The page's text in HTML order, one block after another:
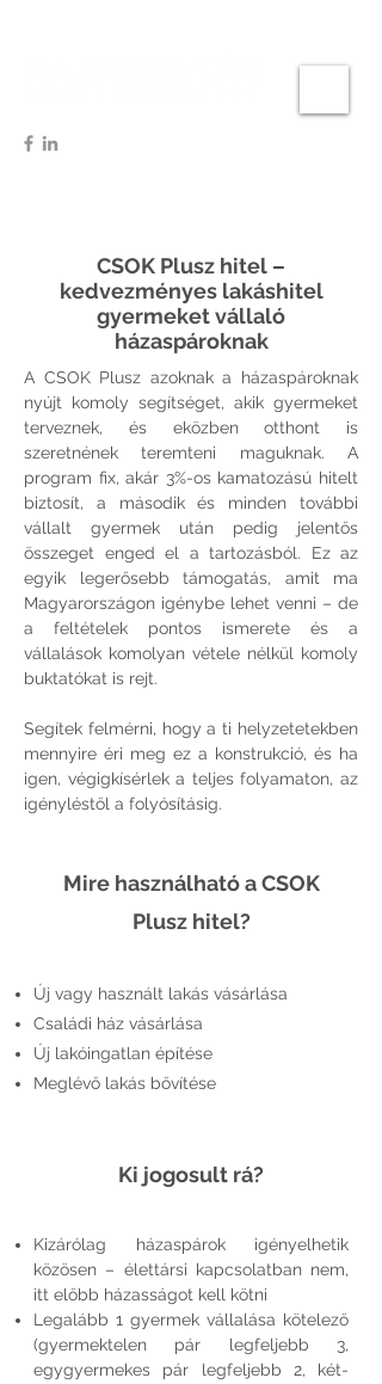
CSOK Plusz hitel –
kedvezményes lakáshitel
gyermeket vállaló
házaspároknak
A CSOK Plusz azoknak a házaspároknak
nyújt komoly segítséget, akik gyermeket
terveznek, és eközben otthont is
szeretnének teremteni maguknak. A
program fix, akár 3%-os kamatozású hitelt
biztosít, a második és minden további
vállalt gyermek után pedig jelentős
összeget enged el a tartozásból. Ez az
egyik legerősebb támogatás, amit ma
Magyarországon igénybe lehet venni – de
a feltételek pontos ismerete és a
vállalások komolyan vétele nélkül komoly
buktatókat is rejt.
Segítek felmérni, hogy a ti helyzetetekben
mennyire éri meg ez a konstrukció, és ha
igen, végigkísérlek a teljes folyamaton, az
igényléstől a folyósításig.
Mire használható a CSOK
Plusz hitel?
Új vagy használt lakás vásárlása
Családi ház vásárlása
Új lakóingatlan építése
Meglévő lakás bővítése
Ki jogosult rá?
Kizárólag házaspárok igényelhetik
közösen – élettársi kapcsolatban nem,
itt előbb házasságot kell kötni
Legalább 1 gyermek vállalása kötelező
(gyermektelen pár legfeljebb 3,
egygyermekes pár legfeljebb 2, két-